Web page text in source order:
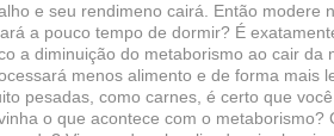
e seu rendimeno cairá. Então modere
a pouco tempo de dormir? É
a diminuição do metaborismo ao cair da
menos alimento e de forma mais
pesadas, como carnes, é certo que
o que acontece com o metaborismo?